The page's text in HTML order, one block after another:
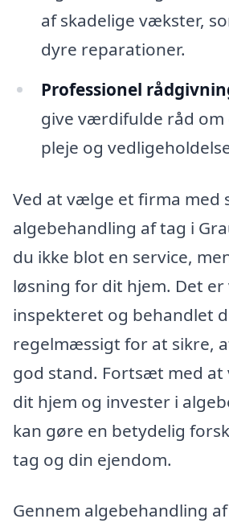
af skadelige vækster,
dyre reparationer.
Professionel
give værdifulde råd om
pleje og
Ved at vælge et firma med
algebehandling af tag i
du ikke blot en service,
løsning for dit hjem. Det
inspekteret og behandlet
regelmæssigt for at sikre,
god stand. Fortsæt med at
dit hjem og invester i
kan gøre en betydelig
tag og din ejendom.
Gennem algebehandling